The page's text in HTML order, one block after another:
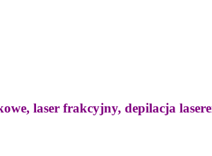
laser frakcyjny, depilacja